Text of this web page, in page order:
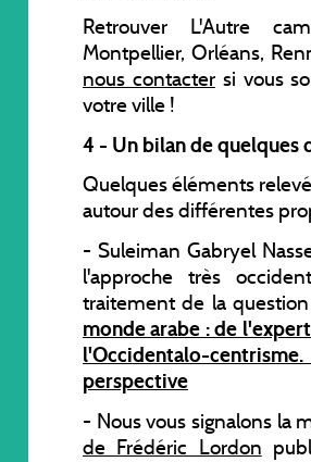
Retrouver L'Autre
Montpellier, Orléans,
nous contactersi vous
votre ville !
4 - Un bilan de quelques
Quelques éléments
autour des différentes
- Suleiman Gabryel
l'approche très
traitement de la
monde arabe : de
l'Occidentalo-
perspective
- Nous vous signalons la
de Frédéric Lordon